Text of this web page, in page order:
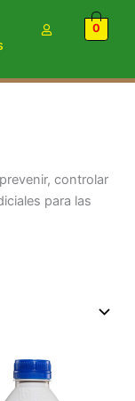
0
controlar
para las